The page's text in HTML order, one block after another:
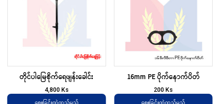
တိုင်ပါမြေစိုက်ရေဖျန်းခေါင်း
4,800 Ks
16mm PE ပိုက်နောက်ပိတ်
200Ks